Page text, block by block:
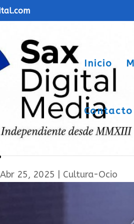
Inicio
Contacto
la nueva formación
Abr 25, 2025 Cultura-Ocio